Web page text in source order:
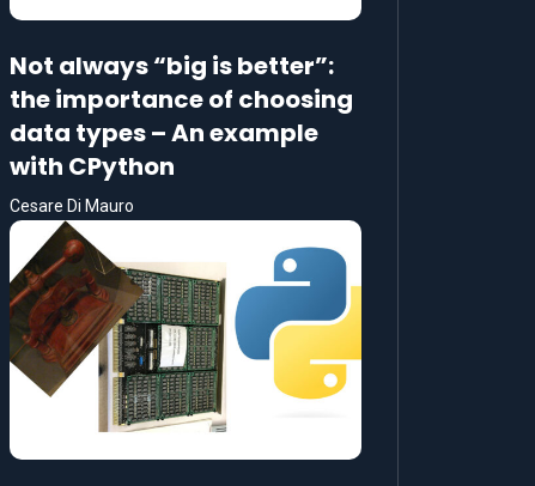
Not always “big is better”:
the importance of choosing
data types – An example
with CPython
Cesare Di Mauro